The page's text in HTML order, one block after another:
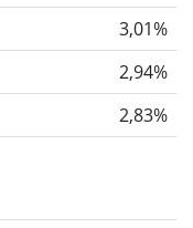
3,01%
2,94%
2,83%